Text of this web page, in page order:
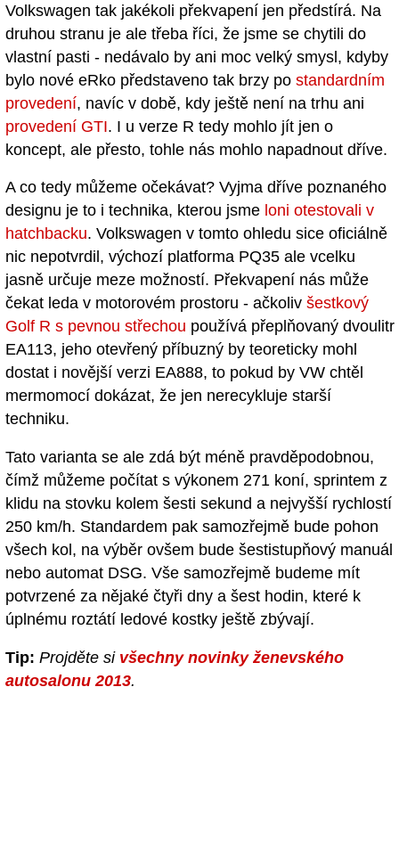
Volkswagen tak jakékoli překvapení jen předstírá. Na
druhou stranu je ale třeba říci, že jsme se chytili do
vlastní pasti - nedávalo by ani moc velký smysl, kdyby
bylo nové eRko představeno tak brzy po standardním
provedení, navíc v době, kdy ještě není na trhu ani
provedení GTI. I u verze R tedy mohlo jít jen o
koncept, ale přesto, tohle nás mohlo napadnout dříve.
A co tedy můžeme očekávat? Vyjma dříve poznaného
designu je to i technika, kterou jsme loni otestovali v
hatchbacku. Volkswagen v tomto ohledu sice oficiálně
nic nepotvrdil, výchozí platforma PQ35 ale vcelku
jasně určuje meze možností. Překvapení nás může
čekat leda v motorovém prostoru - ačkoliv šestkový
Golf R s pevnou střechou používá přeplňovaný dvoulitr
EA113, jeho otevřený příbuzný by teoreticky mohl
dostat i novější verzi EA888, to pokud by VW chtěl
mermomocí dokázat, že jen nerecykluje starší
techniku.
Tato varianta se ale zdá být méně pravděpodobnou,
čímž můžeme počítat s výkonem 271 koní, sprintem z
klidu na stovku kolem šesti sekund a nejvyšší rychlostí
250 km/h. Standardem pak samozřejmě bude pohon
všech kol, na výběr ovšem bude šestistupňový manuál
nebo automat DSG. Vše samozřejmě budeme mít
potvrzené za nějaké čtyři dny a šest hodin, které k
úplnému roztátí ledové kostky ještě zbývají.
Tip: Projděte si všechny novinky ženevského
autosalonu 2013.